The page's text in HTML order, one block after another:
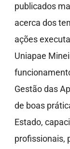
publicados
acerca dos
ações
Uniapae
Gestão das
de boas
Estado,
profissionais,